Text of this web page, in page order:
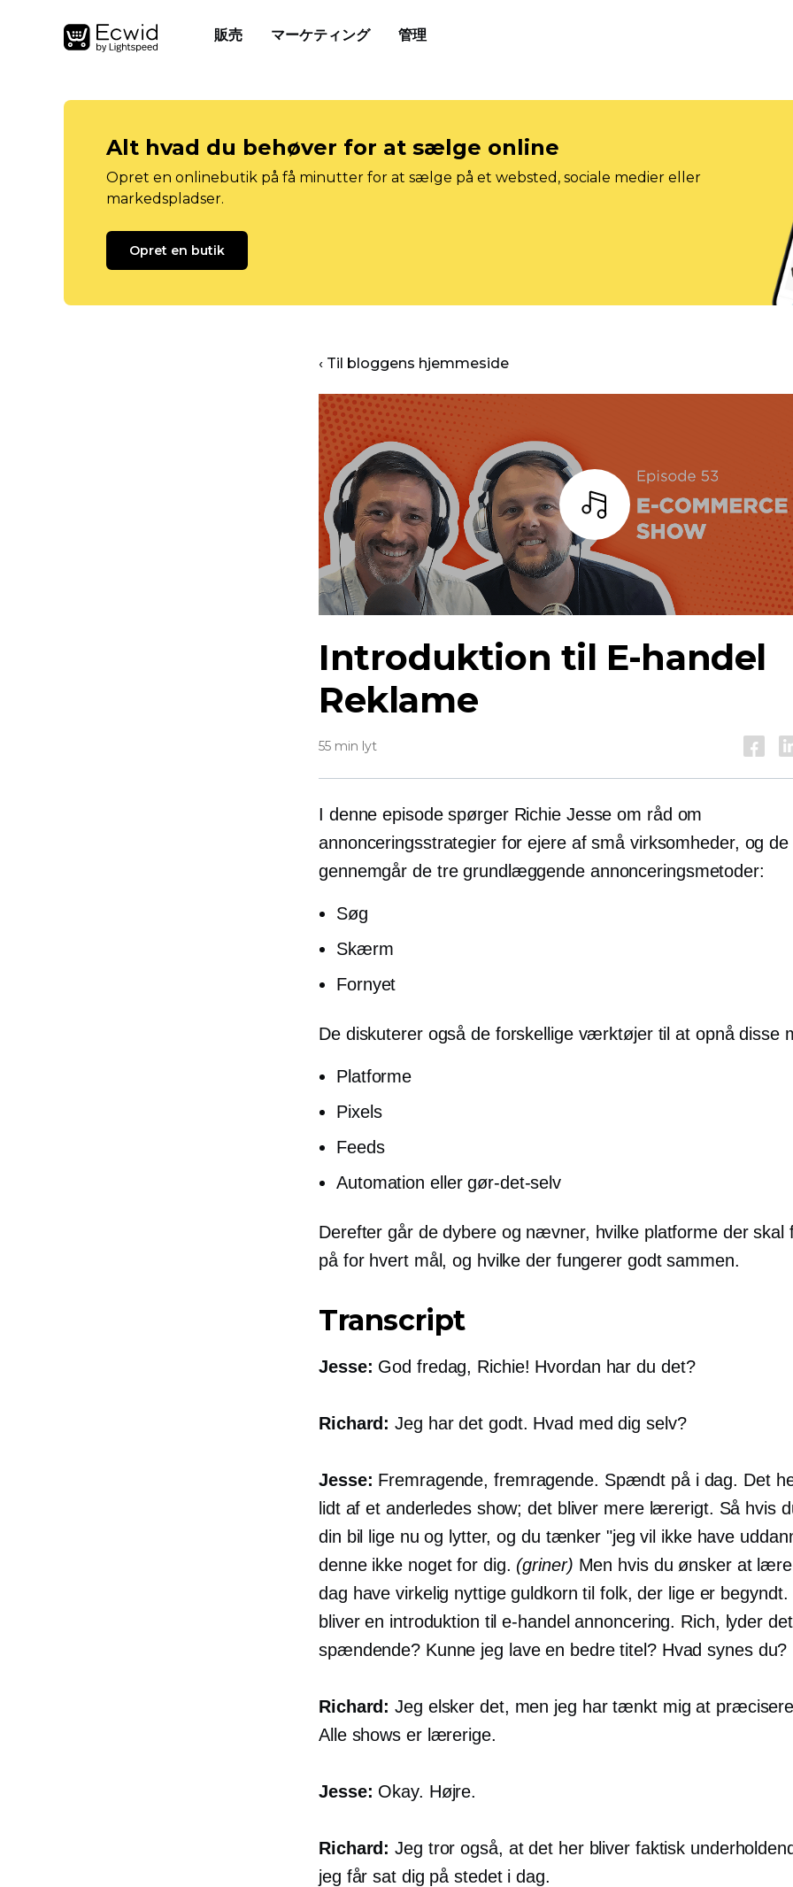
販売 マーケティング 管理
Alt hvad du behøver for at sælge online
Opret en onlinebutik på få minutter for at sælge på et websted, sociale medier eller
markedspladser.
Opret en butik
‹ Til bloggens hjemmeside
Lyt
Introduktion til E-handel
Reklame
55 min lyt
I denne episode spørger Richie Jesse om råd om
annonceringsstrategier for ejere af små virksomheder, og de
gennemgår de tre grundlæggende annonceringsmetoder:
Søg
Skærm
Fornyet
De diskuterer også de forskellige værktøjer til at opnå disse
Platforme
Pixels
Feeds
Automation eller gør-det-selv
Derefter går de dybere og nævner, hvilke platforme der skal
på for hvert mål, og hvilke der fungerer godt sammen.
Transcript
Jesse: God fredag, Richie! Hvordan har du det?
Richard: Jeg har det godt. Hvad med dig selv?
Jesse: Fremragende, fremragende. Spændt på i dag. Det
lidt af et anderledes show; det bliver mere lærerigt. Så hvis
din bil lige nu og lytter, og du tænker "jeg vil ikke have
denne ikke noget for dig. (griner) Men hvis du ønsker at
dag have virkelig nyttige guldkorn til folk, der lige er begyndt.
bliver en introduktion tile-handelannoncering. Rich, lyder det
spændende? Kunne jeg lave en bedre titel? Hvad synes du?
Richard: Jeg elsker det, men jeg har tænkt mig at
Alle shows er lærerige.
Jesse: Okay. Højre.
Richard: Jeg tror også, at det her bliver faktisk
jeg får sat dig på stedet i dag.